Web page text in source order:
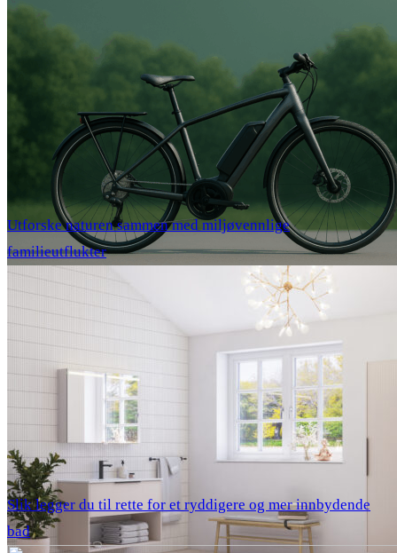
Utforske naturen sammen med miljøvennlige
familieutflukter
Slik legger du til rette for et ryddigere og mer innbydende
bad